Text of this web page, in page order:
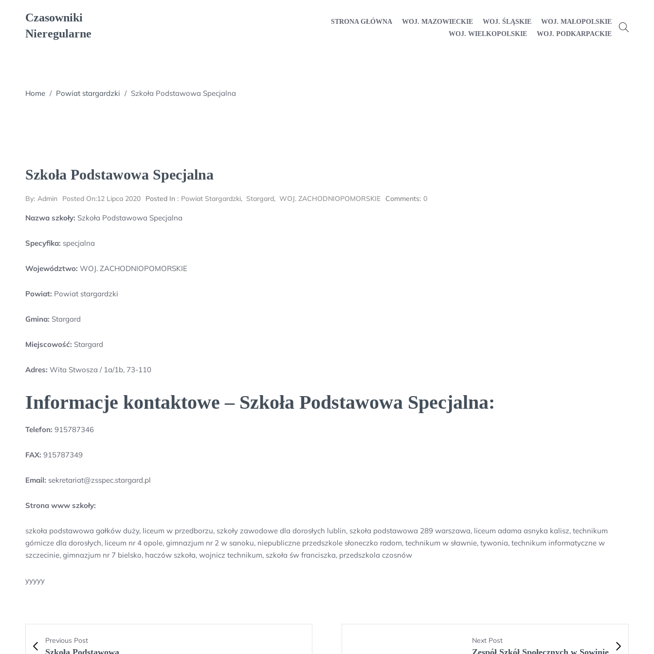
Czasowniki
Nieregularne
STRONA GŁÓWNA WOJ. MAZOWIECKIE WOJ. ŚLĄSKIE
WOJ. MAŁOPOLSKIE
WOJ. WIELKOPOLSKIE
WOJ. PODKARPACKIE
Home / Powiat stargardzki / Szkoła Podstawowa Specjalna
Szkoła Podstawowa Specjalna
By: Admin Posted On:12 Lipca 2020 Posted In : Powiat Stargardzki, Stargard, WOJ. ZACHODNIOPOMORSKIE Comments: 0
Nazwa szkoły: Szkoła Podstawowa Specjalna
Specyfika: specjalna
Województwo: WOJ. ZACHODNIOPOMORSKIE
Powiat: Powiat stargardzki
Gmina: Stargard
Miejscowość: Stargard
Adres: Wita Stwosza / 1a/1b, 73-110
Informacje kontaktowe – Szkoła Podstawowa Specjalna:
Telefon: 915787346
FAX: 915787349
Email: sekretariat@zsspec.stargard.pl
Strona www szkoły:
szkoła podstawowa gałków duży, liceum w przedborzu, szkoły zawodowe dla dorosłych lublin, szkoła podstawowa 289 warszawa, liceum adama asnyka kalisz, technikum
górnicze dla dorosłych, liceum nr 4 opole, gimnazjum nr 2 w sanoku, niepubliczne przedszkole słoneczko radom, technikum w sławnie, tywonia, technikum informatyczne w
szczecinie, gimnazjum nr 7 bielsko, haczów szkoła, wojnicz technikum, szkoła św franciszka, przedszkola czosnów
yyyyy
Previous Post
Szkoła Podstawowa
Next Post
Zespół Szkół Społecznych w Sowinie